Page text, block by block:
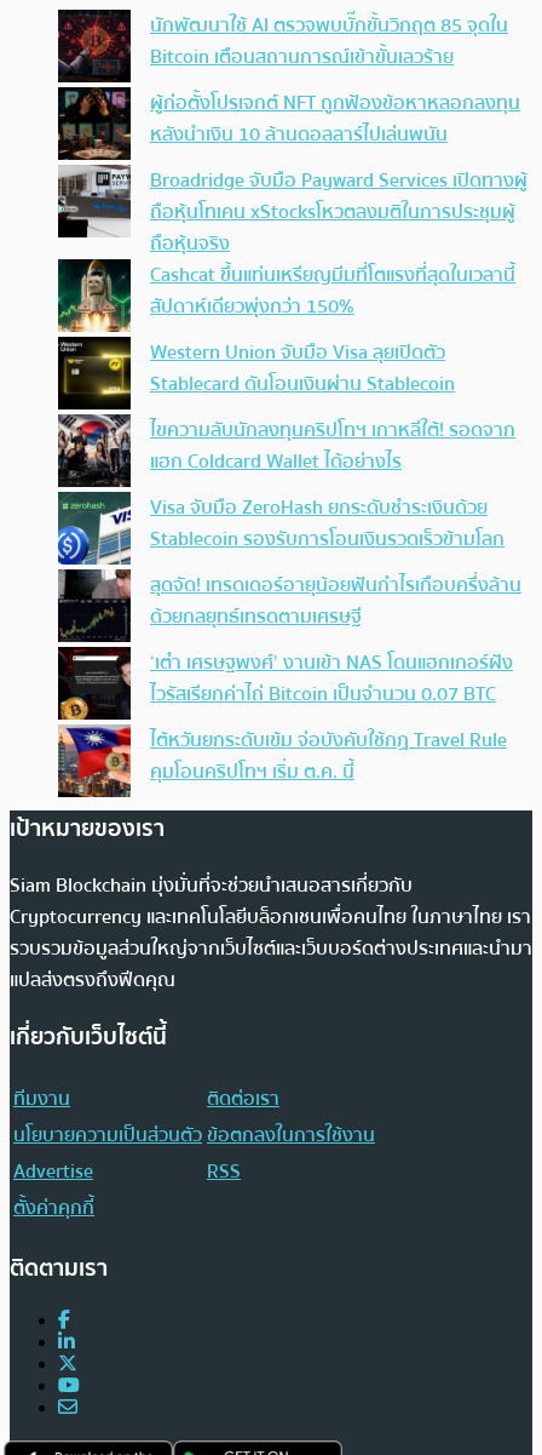
นักพัฒนาใช้ AI ตรวจพบบั๊กขั้นวิกฤต 85 จุดใน
Bitcoin เตือนสถานการณ์เข้าขั้นเลวร้าย
ผู้ก่อตั้งโปรเจกต์ NFT ถูกฟ้องข้อหาหลอกลงทุน
หลังนำเงิน 10 ล้านดอลลาร์ไปเล่นพนัน
Broadridge จับมือ Payward Services เปิดทางผู้
ถือหุ้นโทเคน xStocksโหวตลงมติในการประชุมผู้
ถือหุ้นจริง
Cashcat ขึ้นแท่นเหรียญมีมที่โตแรงที่สุดในเวลานี้
สัปดาห์เดียวพุ่งกว่า 150%
Western Union จับมือ Visa ลุยเปิดตัว
Stablecard ดันโอนเงินผ่าน Stablecoin
ไขความลับนักลงทุนคริปโทฯ เกาหลีใต้! รอดจาก
แฮก Coldcard Wallet ได้อย่างไร
Visa จับมือ ZeroHash ยกระดับชำระเงินด้วย
Stablecoin รองรับการโอนเงินรวดเร็วข้ามโลก
สุดจัด! เทรดเดอร์อายุน้อยฟันกำไรเกือบครึ่งล้าน
ด้วยกลยุทธ์เทรดตามเศรษฐี
‘เต๋า เศรษฐพงศ์’ งานเข้า NAS โดนแฮกเกอร์ฝัง
ไวรัสเรียกค่าไถ่ Bitcoin เป็นจำนวน 0.07 BTC
ไต้หวันยกระดับเข้ม จ่อบังคับใช้กฏ Travel Rule
คุมโอนคริปโทฯ เริ่ม ต.ค. นี้
เป้าหมายของเรา
Siam Blockchain มุ่งมั่นที่จะช่วยนำเสนอสารเกี่ยวกับ
Cryptocurrency และเทคโนโลยีบล็อกเชนเพื่อคนไทย ในภาษาไทย เรา
รวบรวมข้อมูลส่วนใหญ่จากเว็บไซต์และเว็บบอร์ดต่างประเทศและนำมา
แปลส่งตรงถึงฟีดคุณ
เกี่ยวกับเว็บไซต์นี้
ทีมงาน
ติดต่อเรา
นโยบายความเป็นส่วนตัวข้อตกลงในการใช้งาน
Advertise
RSS
ตั้งค่าคุกกี้
ติดตามเรา